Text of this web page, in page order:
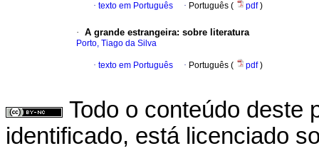
· texto em Português · Português ( pdf)
· A grande estrangeira: sobre literatura
Porto, Tiago da Silva
· texto em Português · Português ( pdf)
Todo o conteúdo deste
identificado, está licenciado